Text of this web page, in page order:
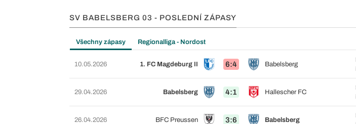
SV BABELSBERG 03 - POSLEDNÍ ZÁPASY
Všechny zápasy Regionalliga - Nordost
10.05.2026 1. FC Magdeburg II 6:4 Babelsberg
29.04.2026 Babelsberg 4:1 Hallescher FC
26.04.2026 BFC Preussen 3:6 Babelsberg